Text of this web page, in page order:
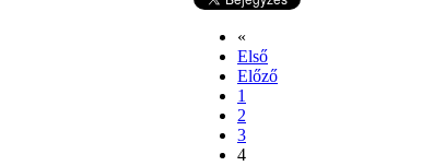
«
Első
Előző
1
2
3
4